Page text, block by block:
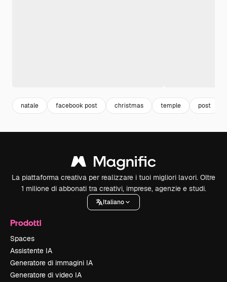
natale facebook post christmas temple post
La piattaforma creativa per realizzare i tuoi migliori lavori. Oltre
1 milione di abbonati tra creativi, imprese, agenzie e studi.
Italiano
Prodotti
Spaces
Assistente IA
Generatore di immagini IA
Generatore di video IA